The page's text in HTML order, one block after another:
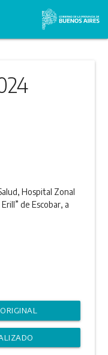
Hospital Zonal
de Escobar, a